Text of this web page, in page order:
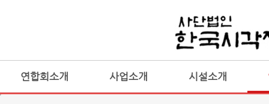
연합회소개 사업소개 시설소개